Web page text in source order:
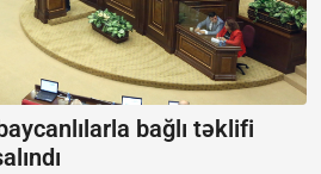
bağlı təklifi